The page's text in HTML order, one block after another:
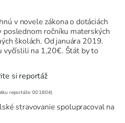
v novele zákona o dotáciách
poslednom ročníku materských
školách. Od januára 2019.
vyčíslili na 1,20€. Štát by to
si reportáž
reportáže: 00:18:04)
stravovanie spolupracoval na